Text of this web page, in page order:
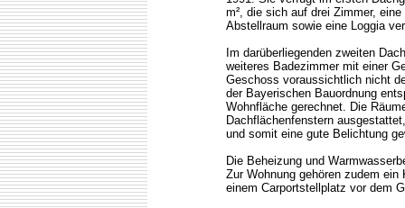
m², die sich auf drei Zimmer,
Abstellraum sowie eine Loggia
Im darüberliegenden zweiten
weiteres Badezimmer mit einer
Geschoss voraussichtlich nicht
der Bayerischen Bauordnung
Wohnfläche gerechnet. Die
Dachflächenfenstern
und somit eine gute Belichtung
Die Beheizung und
Zur Wohnung gehören zudem
einem Carportstellplatz vor dem